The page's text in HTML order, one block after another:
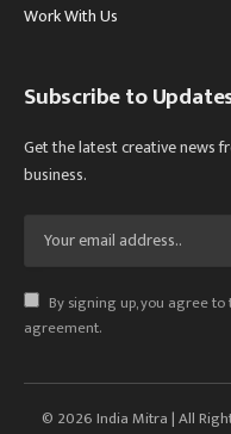
Work With Us
Subscribe to
Get the latest creative news
business.
By signing up, you agree
agreement.
© 2026 India Mitra | All